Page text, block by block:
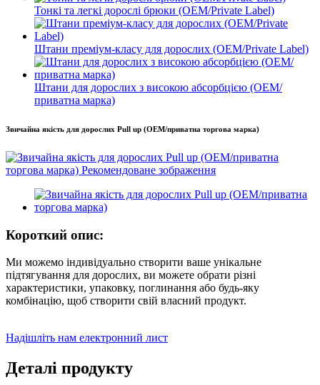
Тонкі та легкі дорослі брюки (OEM/Private Label)
Штани преміум-класу для дорослих (OEM/Private Label)
Штани для дорослих з високою абсорбцією (OEM/
приватна марка)
Звичайна якість для дорослих Pull up (OEM/приватна торгова марка)
Короткий опис:
Ми можемо індивідуально створити ваше унікальне
підтягування для дорослих, ви можете обрати різні
характеристики, упаковку, поглинання або будь-яку
комбінацію, щоб створити свій власний продукт.
Надішліть нам електронний лист
Деталі продукту